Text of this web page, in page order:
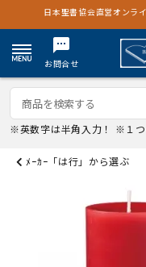
日本聖書協会直営オンラ
textsms
お問合せ
※英数字は半角入力！ ※１つ
ﾒｰｶｰ「は行」から選ぶ